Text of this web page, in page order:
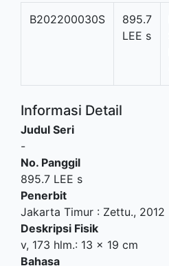
B202200030S
895.7
LEE s
Informasi Detail
Judul Seri
-
No. Panggil
895.7 LEE s
Penerbit
Jakarta Timur : Zettu., 2012
Deskripsi Fisik
v, 173 hlm.: 13 x 19 cm
Bahasa